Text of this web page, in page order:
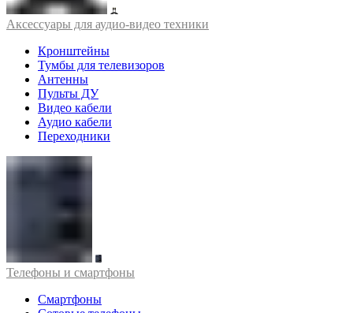
Аксессуары для аудио-видео техники
Кронштейны
Тумбы для телевизоров
Антенны
Пульты ДУ
Видео кабели
Аудио кабели
Переходники
Телефоны и смартфоны
Смартфоны